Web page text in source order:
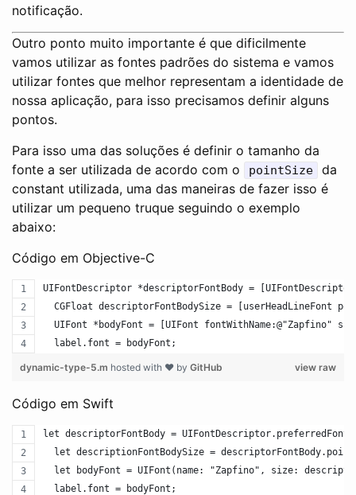
notificação.
Outro ponto muito importante é que dificilmente
vamos utilizar as fontes padrões do sistema e vamos
utilizar fontes que melhor representam a identidade de
nossa aplicação, para isso precisamos definir alguns
pontos.
Para isso uma das soluções é definir o tamanho da
fonte a ser utilizada de acordo com o
pointSize
da
constant utilizada, uma das maneiras de fazer isso é
utilizar um pequeno truque seguindo o exemplo
abaixo:
Código em Objective-C
UIFontDescriptor *descriptorFontBody =
CGFloat descriptorFontBodySize = [userHeadLineFont
UIFont *bodyFont = [UIFont fontWithName:@"Zapfino"
  label.font = bodyFont;
view raw
dynamic-type-5.m hosted with ❤ by GitHub
Código em Swift
let descriptorFontBody =
let descriptionFontBodySize =
let bodyFont = UIFont(name: "Zapfino", size:
  label.font = bodyFont;